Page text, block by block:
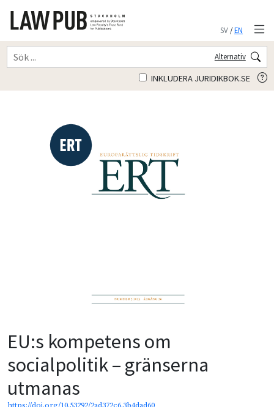
SV/EN
Alternativ
INKLUDERA JURIDIKBOK.SE
EU:s kompetens om
socialpolitik – gränserna
utmanas